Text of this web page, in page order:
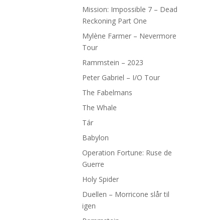
Mission: Impossible 7 – Dead
Reckoning Part One
Mylène Farmer – Nevermore
Tour
Rammstein – 2023
Peter Gabriel – I/O Tour
The Fabelmans
The Whale
Tár
Babylon
Operation Fortune: Ruse de
Guerre
Holy Spider
Duellen – Morricone slår til
igen